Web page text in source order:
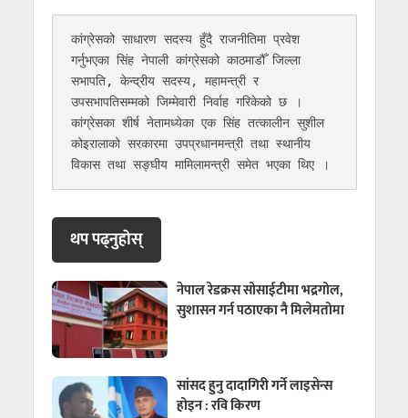
कांग्रेसको साधारण सदस्य हुँदै राजनीतिमा प्रवेश
गर्नुभएका सिंह नेपाली कांग्रेसको काठमाडौँ जिल्ला
सभापति, केन्द्रीय सदस्य, महामन्त्री र
उपसभापतिसम्मको जिम्मेवारी निर्वाह गरिकेको छ ।
कांग्रेसका शीर्ष नेतामध्येका एक सिंह तत्कालीन सुशील
कोइरालाको सरकारमा उपप्रधानमन्त्री तथा स्थानीय
विकास तथा सङ्घीय मामिलामन्त्री समेत भएका थिए ।
थप पढ्नुहाेस्
नेपाल रेडक्रस सोसाईटीमा भद्रगोल,
सुशासन गर्न पठाएका नै मिलेमतोमा
सांसद हुनु दादागिरी गर्ने लाइसेन्स
होइन : रवि किरण